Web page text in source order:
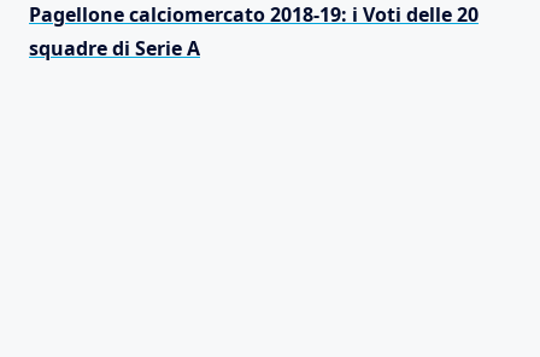
Pagellone calciomercato 2018-19: i Voti delle 20
squadre di Serie A